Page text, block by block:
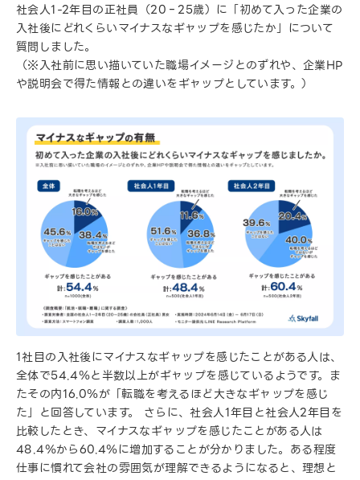
社会人1-2年目の正社員（20‐25歳）に「初めて入った企業の
入社後にどれくらいマイナスなギャップを感じたか」について
質問しました。
（※入社前に思い描いていた職場イメージとのずれや、企業HP
や説明会で得た情報との違いをギャップとしています。）
1社目の入社後にマイナスなギャップを感じたことがある人は、
全体で54.4％と半数以上がギャップを感じているようです。ま
たその内16.0％が「転職を考えるほど大きなギャップを感じ
た」と回答しています。 さらに、社会人1年目と社会人2年目を
比較したとき、マイナスなギャップを感じたことがある人は
48.4％から60.4％に増加することが分かりました。ある程度
仕事に慣れて会社の雰囲気が理解できるようになると、理想と